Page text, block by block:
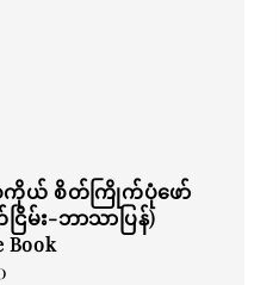
ယ် စိတ်ကြိုက်ပုံဖော်
ငြိမ်း-ဘာသာပြန်)
Book